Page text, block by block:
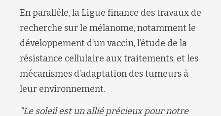
En parallèle, la Ligue finance des travaux de
recherche sur le mélanome, notamment le
développement d’un vaccin, l’étude de la
résistance cellulaire aux traitements, et les
mécanismes d’adaptation des tumeurs à
leur environnement.
"Le soleil est un allié précieux pour notre